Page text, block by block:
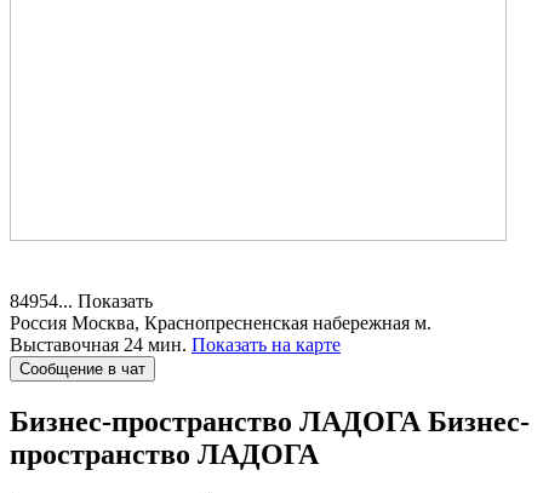
84954... Показать
Россия Москва, Краснопресненская набережная м.
Выставочная 24 мин. Показать на карте
Сообщение в чат
Бизнес-пространство ЛАДОГА Бизнес-
пространство ЛАДОГА